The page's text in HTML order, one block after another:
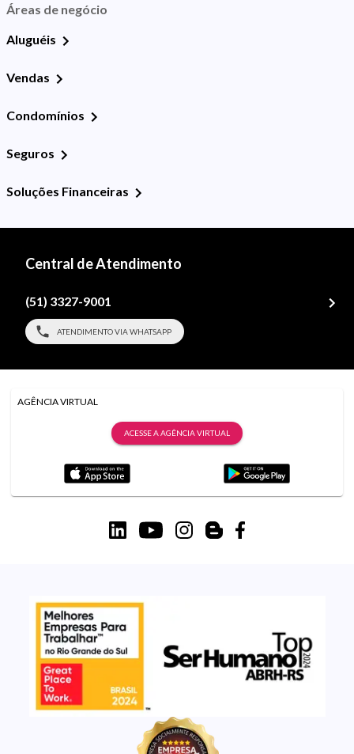
Áreas de negócio
Aluguéis
Vendas
Condomínios
Seguros
Soluções Financeiras
Central de Atendimento
(51) 3327-9001
ATENDIMENTO VIA WHATSAPP
AGÊNCIA VIRTUAL
ACESSE A AGÊNCIA VIRTUAL